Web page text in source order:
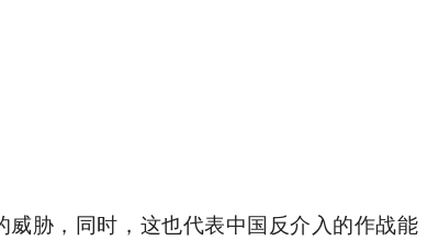
胁，同时，这也代表中国反介入的作战能